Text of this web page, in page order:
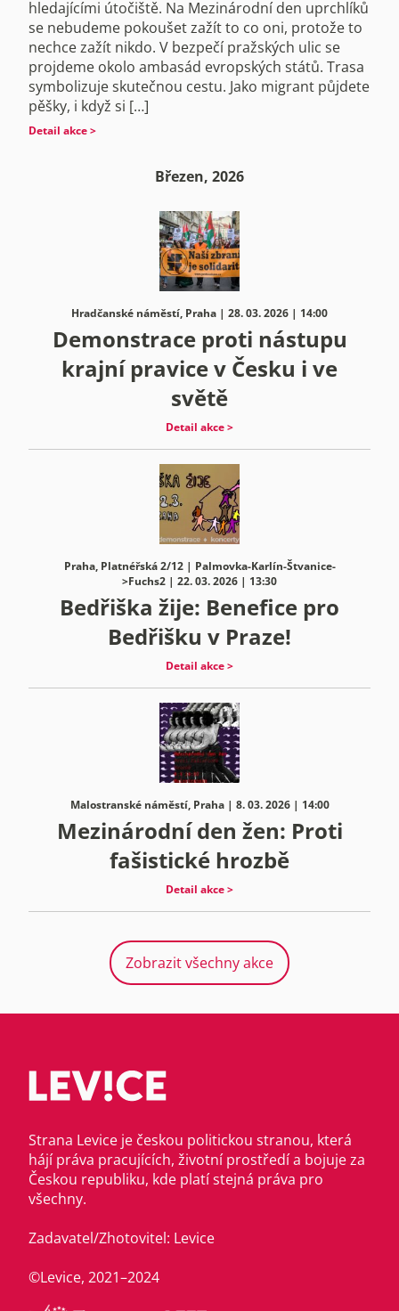
hledajícími útočiště. Na Mezinárodní den uprchlíků
se nebudeme pokoušet zažít to co oni, protože to
nechce zažít nikdo. V bezpečí pražských ulic se
projdeme okolo ambasád evropských států. Trasa
symbolizuje skutečnou cestu. Jako migrant půjdete
pěšky, i když si […]
Detail akce >
Březen, 2026
Hradčanské náměstí, Praha | 28. 03. 2026 | 14:00
Demonstrace proti nástupu
krajní pravice v Česku i ve
světě
Detail akce >
Praha, Platnéřská 2/12 | Palmovka-Karlín-Štvanice-
>Fuchs2 | 22. 03. 2026 | 13:30
Bedřiška žije: Benefice pro
Bedřišku v Praze!
Detail akce >
Malostranské náměstí, Praha | 8. 03. 2026 | 14:00
Mezinárodní den žen: Proti
fašistické hrozbě
Detail akce >
Zobrazit všechny akce
Strana Levice je českou politickou stranou, která
hájí práva pracujících, životní prostředí a bojuje za
Českou republiku, kde platí stejná práva pro
všechny.
Zadavatel/Zhotovitel: Levice
©Levice, 2021–2024